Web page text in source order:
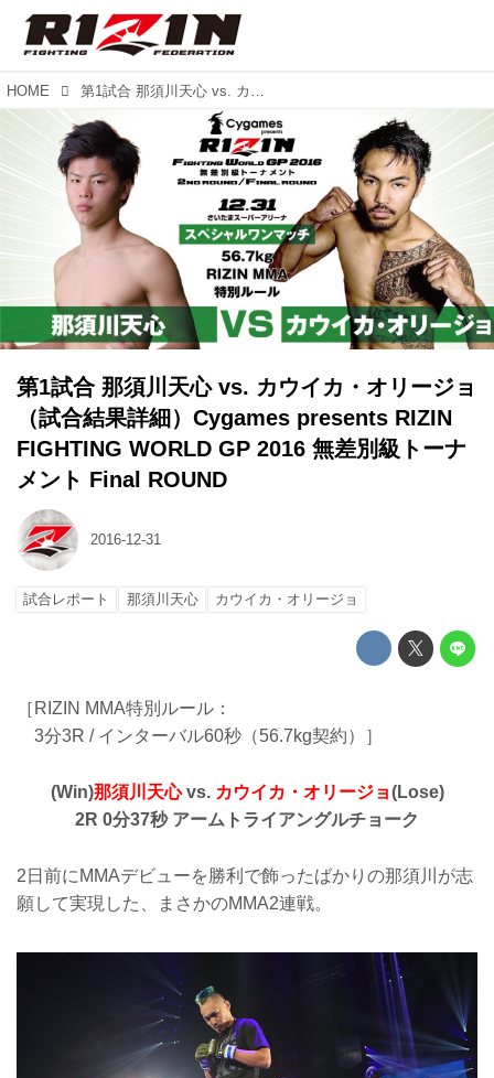
HOME 第1試合 那須川天心 vs. カウイカ・オリージョ（試合結果詳細）Cygames presents RIZIN FIGHTING WORLD GP 2016 無差別級トーナメント Final ROUND
第1試合 那須川天心 vs. カウイカ・オリージョ
（試合結果詳細）Cygames presents RIZIN
FIGHTING WORLD GP 2016 無差別級トーナ
メント Final ROUND
2016-12-31
試合レポート 那須川天心 カウイカ・オリージョ
［RIZIN MMA特別ルール：
3分3R / インターバル60秒（56.7kg契約）］
(Win)那須川天心vs. カウイカ・オリージョ(Lose)
2R 0分37秒 アームトライアングルチョーク
2日前にMMAデビューを勝利で飾ったばかりの那須川が志
願して実現した、まさかのMMA2連戦。